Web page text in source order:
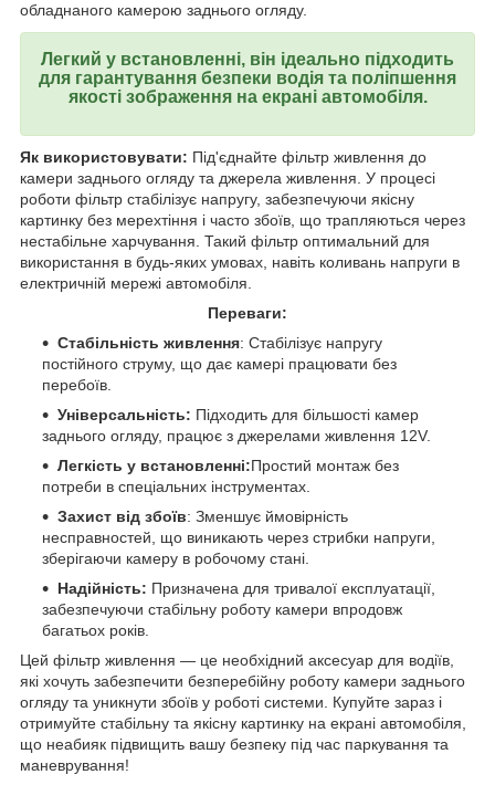
обладнаного камерою заднього огляду.
Легкий у встановленні, він ідеально підходить
для гарантування безпеки водія та поліпшення
якості зображення на екрані автомобіля.
Як використовувати: Під'єднайте фільтр живлення до
камери заднього огляду та джерела живлення. У процесі
роботи фільтр стабілізує напругу, забезпечуючи якісну
картинку без мерехтіння і часто збоїв, що трапляються через
нестабільне харчування. Такий фільтр оптимальний для
використання в будь-яких умовах, навіть коливань напруги в
електричній мережі автомобіля.
Переваги:
Стабільність живлення: Стабілізує напругу
постійного струму, що дає камері працювати без
перебоїв.
Універсальність: Підходить для більшості камер
заднього огляду, працює з джерелами живлення 12V.
Легкість у встановленні:Простий монтаж без
потреби в спеціальних інструментах.
Захист від збоїв: Зменшує ймовірність
несправностей, що виникають через стрибки напруги,
зберігаючи камеру в робочому стані.
Надійність: Призначена для тривалої експлуатації,
забезпечуючи стабільну роботу камери впродовж
багатьох років.
Цей фільтр живлення — це необхідний аксесуар для водіїв,
які хочуть забезпечити безперебійну роботу камери заднього
огляду та уникнути збоїв у роботі системи. Купуйте зараз і
отримуйте стабільну та якісну картинку на екрані автомобіля,
що неабияк підвищить вашу безпеку під час паркування та
маневрування!